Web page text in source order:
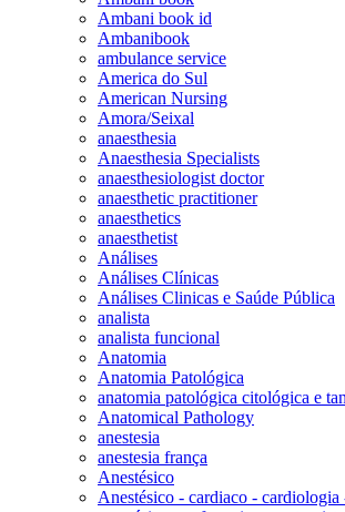
Ambani book id
Ambanibook
ambulance service
America do Sul
American Nursing
Amora/Seixal
anaesthesia
Anaesthesia Specialists
anaesthesiologist doctor
anaesthetic practitioner
anaesthetics
anaesthetist
Análises
Análises Clínicas
Análises Clinicas e Saúde Pública
analista
analista funcional
Anatomia
Anatomia Patológica
anatomia patológica citológica e
Anatomical Pathology
anestesia
anestesia frança
Anestésico
Anestésico - cardiaco - cardiologia